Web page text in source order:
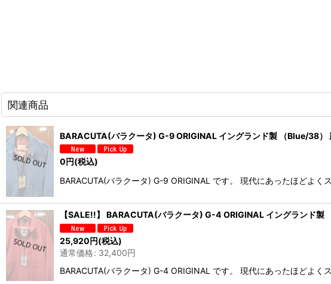
関連商品
BARACUTA(バラクータ) G-9 ORIGINAL イングランド製 （Blue/38）
0円(税込)
BARACUTA(バラクータ) G-9 ORIGINAL です。 現代にあったほどよ
【SALE!!】 BARACUTA(バラクータ) G-4 ORIGINAL イングランド製
25,920円(税込)
通常価格: 32,400円
BARACUTA(バラクータ) G-4 ORIGINAL です。 現代にあったほどよ